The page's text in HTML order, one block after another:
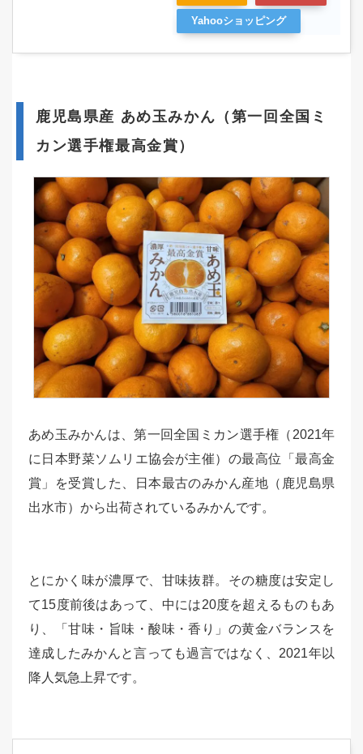
Yahooショッピング
鹿児島県産 あめ玉みかん（第一回全国ミ
カン選手権最高金賞）
あめ玉みかんは、第一回全国ミカン選手権（2021年
に日本野菜ソムリエ協会が主催）の最高位「最高金
賞」を受賞した、日本最古のみかん産地（鹿児島県
出水市）から出荷されているみかんです。
とにかく味が濃厚で、甘味抜群。その糖度は安定し
て15度前後はあって、中には20度を超えるものもあ
り、「甘味・旨味・酸味・香り」の黄金バランスを
達成したみかんと言っても過言ではなく、2021年以
降人気急上昇です。